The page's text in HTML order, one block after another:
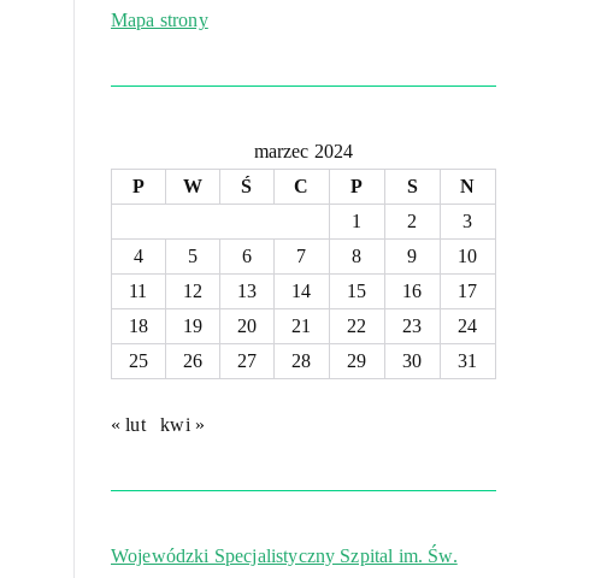
Mapa strony
marzec 2024
P
W Ś C P S
N
1
2
3
4
5 6 7 8 9
10
11
12 13 14 15 16
17
18
19 20 21 22 23
24
25
26 27 28 29 30 31
« lut kwi »
Wojewódzki Specjalistyczny Szpital im. Św.